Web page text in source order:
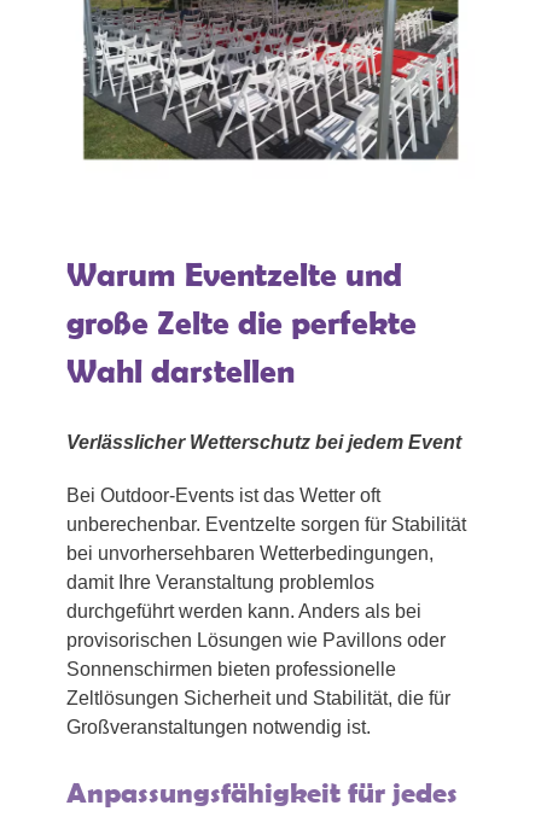
Warum Eventzelte und
große Zelte die perfekte
Wahl darstellen
Verlässlicher Wetterschutz bei jedem Event
Bei Outdoor-Events ist das Wetter oft
unberechenbar. Eventzelte sorgen für Stabilität
bei unvorhersehbaren Wetterbedingungen,
damit Ihre Veranstaltung problemlos
durchgeführt werden kann. Anders als bei
provisorischen Lösungen wie Pavillons oder
Sonnenschirmen bieten professionelle
Zeltlösungen Sicherheit und Stabilität, die für
Großveranstaltungen notwendig ist.
Anpassungsfähigkeit für jedes